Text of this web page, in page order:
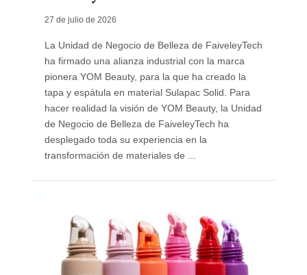
27 de julio de 2026
La Unidad de Negocio de Belleza de FaiveleyTech
ha firmado una alianza industrial con la marca
pionera YOM Beauty, para la que ha creado la
tapa y espátula en material Sulapac Solid. Para
hacer realidad la visión de YOM Beauty, la Unidad
de Negocio de Belleza de FaiveleyTech ha
desplegado toda su experiencia en la
transformación de materiales de ...